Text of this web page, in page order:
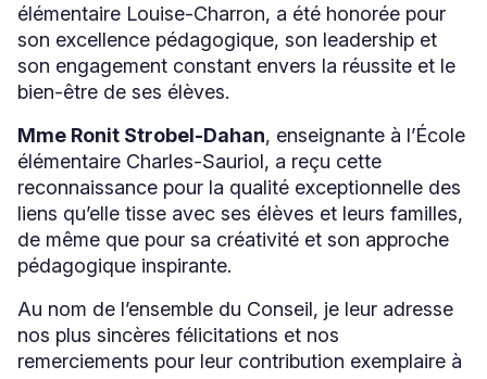
élémentaire Louise-Charron, a été honorée pour
son excellence pédagogique, son leadership et
son engagement constant envers la réussite et le
bien-être de ses élèves.
Mme Ronit Strobel-Dahan, enseignante à l’École
élémentaire Charles-Sauriol, a reçu cette
reconnaissance pour la qualité exceptionnelle des
liens qu’elle tisse avec ses élèves et leurs familles,
de même que pour sa créativité et son approche
pédagogique inspirante.
Au nom de l’ensemble du Conseil, je leur adresse
nos plus sincères félicitations et nos
remerciements pour leur contribution exemplaire à